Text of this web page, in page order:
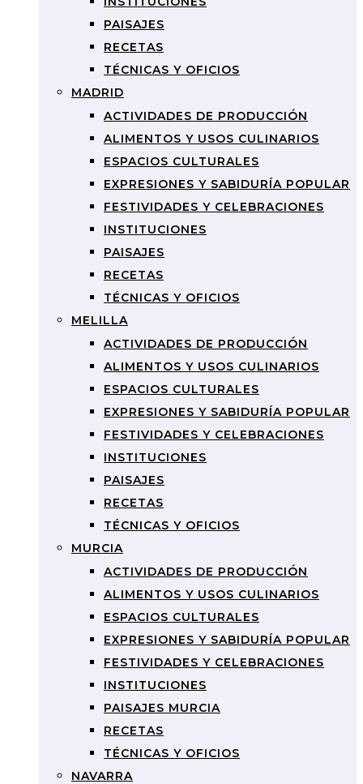
PAISAJES
RECETAS
TÉCNICAS Y OFICIOS
MADRID
ACTIVIDADES DE PRODUCCIÓN
ALIMENTOS Y USOS CULINARIOS
ESPACIOS CULTURALES
EXPRESIONES Y SABIDURÍA POPULAR
FESTIVIDADES Y CELEBRACIONES
INSTITUCIONES
PAISAJES
RECETAS
TÉCNICAS Y OFICIOS
MELILLA
ACTIVIDADES DE PRODUCCIÓN
ALIMENTOS Y USOS CULINARIOS
ESPACIOS CULTURALES
EXPRESIONES Y SABIDURÍA POPULAR
FESTIVIDADES Y CELEBRACIONES
INSTITUCIONES
PAISAJES
RECETAS
TÉCNICAS Y OFICIOS
MURCIA
ACTIVIDADES DE PRODUCCIÓN
ALIMENTOS Y USOS CULINARIOS
ESPACIOS CULTURALES
EXPRESIONES Y SABIDURÍA POPULAR
FESTIVIDADES Y CELEBRACIONES
INSTITUCIONES
PAISAJES MURCIA
RECETAS
TÉCNICAS Y OFICIOS
NAVARRA